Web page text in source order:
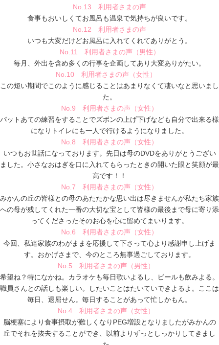
No.13 利用者さまの声
食事もおいしくてお風呂も温泉で気持ちが良いです。
No.12 利用者さまの声
いつも大変だけどお風呂に入れてくれてありがとう。
No.11 利用者さまの声（男性）
毎月、外出を含め多くの行事を企画してあり大変ありがたい。
No.10 利用者さまの声（女性）
この短い期間でこのように感じることはあまりなくて凄いなと思いまし
た。
No.9 利用者さまの声（女性）
パットあての練習をすることでズボンの上げ下げなども自分で出来る様
になりトイレにも一人で行けるようになりました。
No.8 利用者さまの声（女性）
いつもお世話になっております。先日は母のDVDをありがとうござい
ました。小さなおはぎを口に入れてもらったときの開いた眼と笑顔が最
高です！！
No.7 利用者さまの声（女性）
みかんの丘の皆様との母のあたたかな思い出は尽きませんが私たち家族
への母が残してくれた一番の大切な宝として皆様の最後まで母に寄り添
ってくださったそのお心を心に留めてまいります。
No.6 利用者さまの声（女性）
今回、私達家族のわがままを応援して下さって心より感謝申し上げま
す。おかげさまで、今のところ無事過ごしております。
No.5 利用者さまの声（男性）
希望ね？特になかね。カラオケも毎日歌いよるし、ビールも飲みよる。
職員さんとの話しも楽しい。したいことはたいていできよるよ。ここは
毎日、退屈せん。毎日することがあって忙しかもん。
No.4 利用者さまの声（女性）
脳梗塞により食事摂取が難しくなりPEG増設となりましたがみかんの
丘でそれを抜去することができ、以前よりずっとしっかりしてきまし